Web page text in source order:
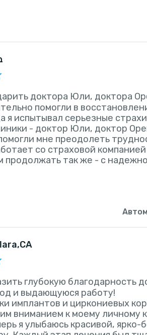
доктора Юли, доктора
помогли в
я испытывал серьезные
- доктор Юли, доктор
мне преодолеть
со страховой
продолжать так же - с
глубокую благодарность
и выдающуюся работу!
имплантов и циркониевых
вниманием к моему
я улыбаюсь красивой,